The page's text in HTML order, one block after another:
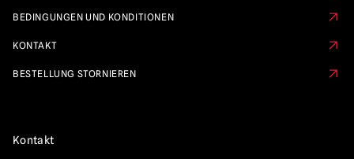
BEDINGUNGEN UND KONDITIONEN
KONTAKT
BESTELLUNG STORNIEREN
Kontakt